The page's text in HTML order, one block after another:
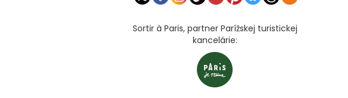
Sortir à Paris, partner Parížskej turistickej
kancelárie: